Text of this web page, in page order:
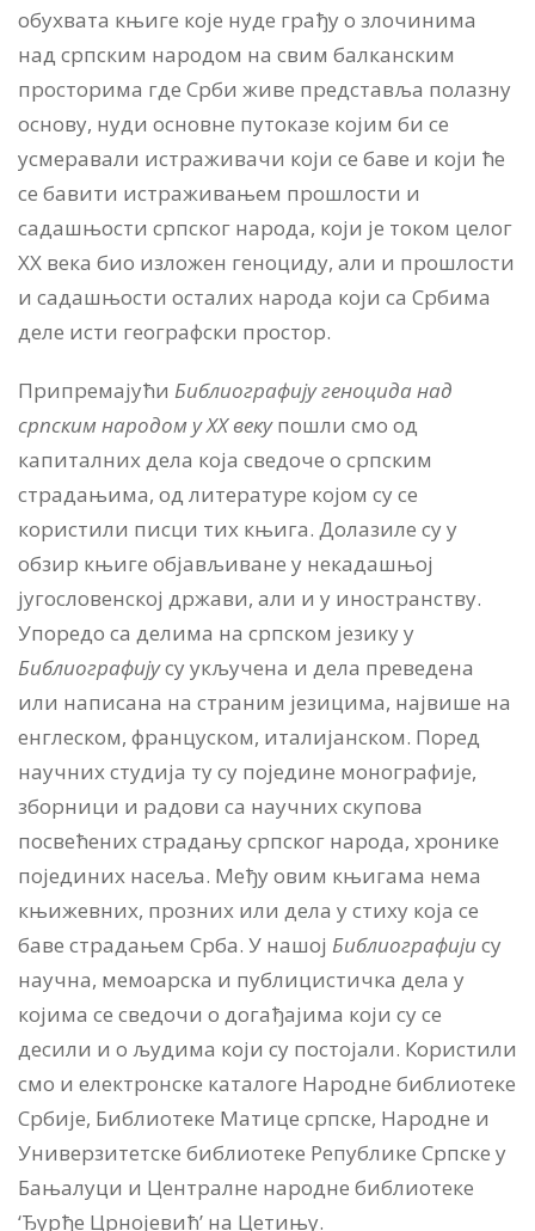
обухвата књиге које нуде грађу о злочинима
над српским народом на свим балканским
просторима где Срби живе представља полазну
основу, нуди основне путоказе којим би се
усмеравали истраживачи који се баве и који ће
се бавити истраживањем прошлости и
садашњости српског народа, који је током целог
XX века био изложен геноциду, али и прошлости
и садашњости осталих народа који са Србима
деле исти географски простор.
Припремајући Библиографију геноцида над
српским народом у XX векупошли смо од
капиталних дела која сведоче о српским
страдањима, од литературе којом су се
користили писци тих књига. Долазиле су у
обзир књиге објављиване у некадашњој
југословенској држави, али и у иностранству.
Упоредо са делима на српском језику у
Библиографијусу укључена и дела преведена
или написана на страним језицима, највише на
енглеском, француском, италијанском. Поред
научних студија ту су поједине монографије,
зборници и радови са научних скупова
посвећених страдању српског народа, хронике
појединих насеља. Међу овим књигама нема
књижевних, прозних или дела у стиху која се
баве страдањем Срба. У нашој Библиографијису
научна, мемоарска и публицистичка дела у
којима се сведочи о догађајима који су се
десили и о људима који су постојали. Користили
смо и електронске каталоге Народне библиотеке
Србије, Библиотеке Матице српске, Народне и
Универзитетске библиотеке Републике Српске у
Бањалуци и Централне народне библиотеке
‘Ђурђе Црнојевић’ на Цетињу.